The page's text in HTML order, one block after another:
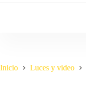
Inicio Luces y video